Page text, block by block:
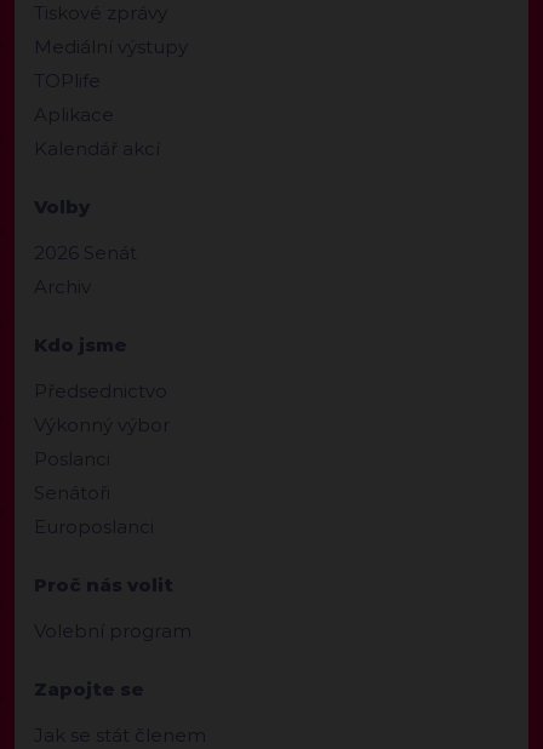
Tiskové zprávy
Mediální výstupy
TOPlife
Aplikace
Kalendář akcí
Volby
2026 Senát
Archiv
Kdo jsme
Předsednictvo
Výkonný výbor
Poslanci
Senátoři
Europoslanci
Proč nás volit
Volební program
Zapojte se
Jak se stát členem